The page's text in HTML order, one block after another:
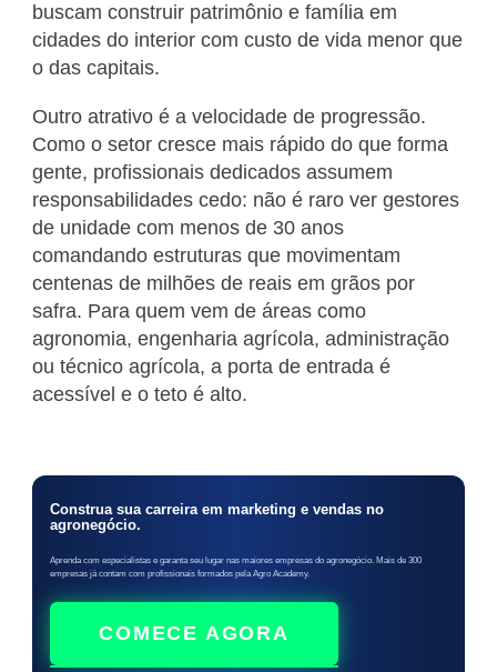
buscam construir patrimônio e família em
cidades do interior com custo de vida menor que
o das capitais.
Outro atrativo é a velocidade de progressão.
Como o setor cresce mais rápido do que forma
gente, profissionais dedicados assumem
responsabilidades cedo: não é raro ver gestores
de unidade com menos de 30 anos
comandando estruturas que movimentam
centenas de milhões de reais em grãos por
safra. Para quem vem de áreas como
agronomia, engenharia agrícola, administração
ou técnico agrícola, a porta de entrada é
acessível e o teto é alto.
Construa sua carreira em marketing e vendas no
agronegócio.
Aprenda com especialistas e garanta seu lugar nas maiores empresas do agronegócio. Mais de 300
empresas já contam com profissionais formados pela Agro Academy.
COMECE AGORA